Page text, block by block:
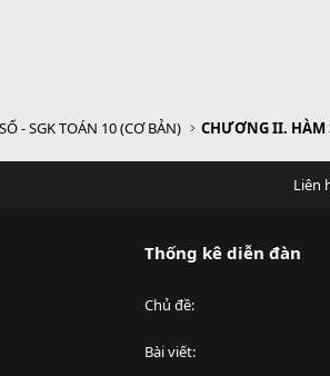
- SGK TOÁN 10 (CƠ BẢN) CHƯƠNG II. HÀM
Liên
Thống kê diễn đàn
Chủ đề
Bài viết